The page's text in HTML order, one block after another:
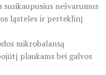
nešvarumus
ląsteles ir perteklinį
mikrobalansą
plaukams bei galvos